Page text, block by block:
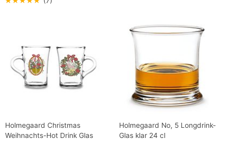
Holmegaard Christmas
Weihnachts-Hot Drink Glas
Holmegaard No, 5 Longdrink-
Glas klar 24 cl